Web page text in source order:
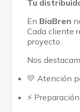
Tu
En BiaBren
Cada cliente
proyecto.
Nos
💛 Atención
⚡